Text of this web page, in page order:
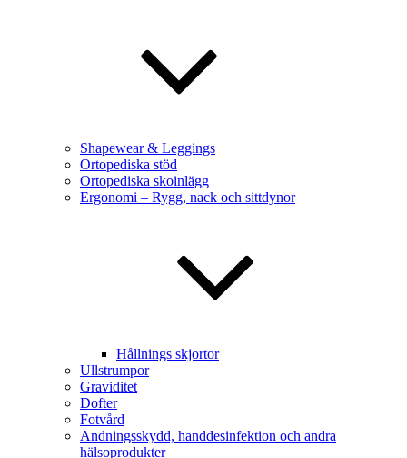
Shapewear & Leggings
Ortopediska stöd
Ortopediska skoinlägg
Ergonomi – Rygg, nack och sittdynor
Hållnings skjortor
Ullstrumpor
Graviditet
Dofter
Fotvård
Andningsskydd, handdesinfektion och andra
hälsoprodukter